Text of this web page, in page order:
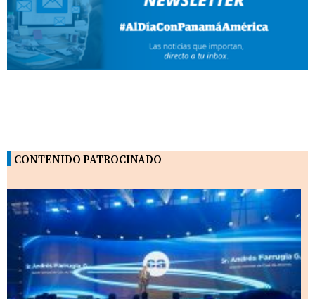
CONTENIDO PATROCINADO